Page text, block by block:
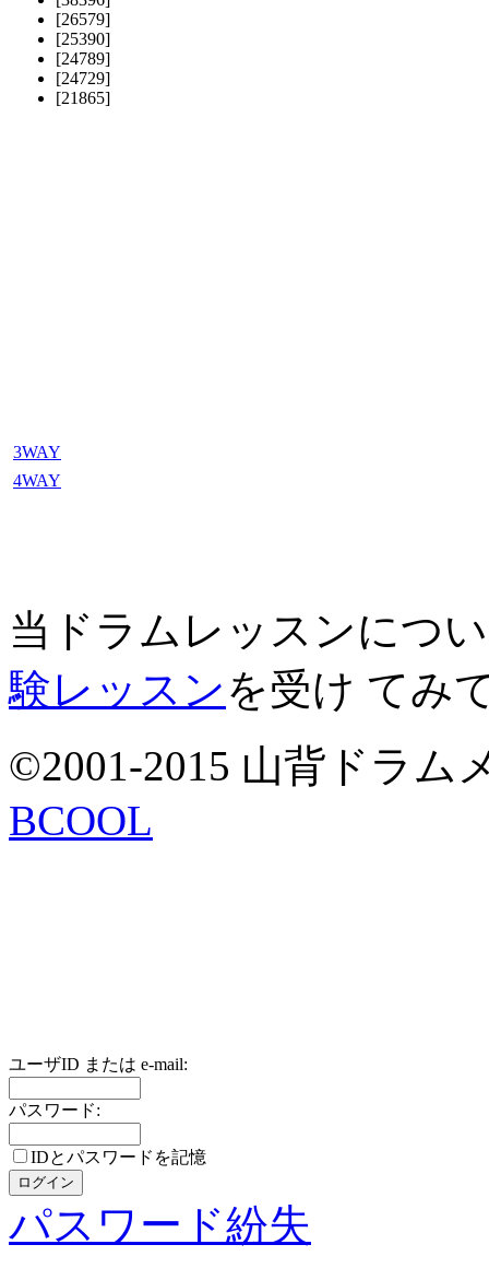
[26579]
[25390]
[24789]
[24729]
[21865]
3WAY
4WAY
当ドラムレッスンにつ
験レッスンを受け てみ
©2001-2015 山背ドラム
BCOOL
ユーザID または e-mail:
パスワード:
IDとパスワードを記憶
パスワード紛失